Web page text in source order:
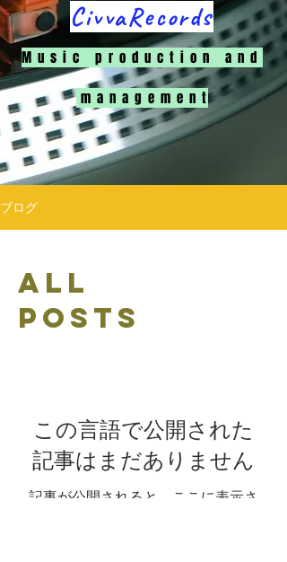
CivvaRecords
M u s i c p r o d u c t i o n a n d
m a n a g e m e n t
ブログ
All
Posts
この言語で公開された
記事はまだありません
記事が公開されると、ここに表示さ